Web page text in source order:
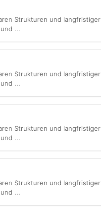
Strukturen und langfristiger
...
Strukturen und langfristiger
...
Strukturen und langfristiger
...
Strukturen und langfristiger
...